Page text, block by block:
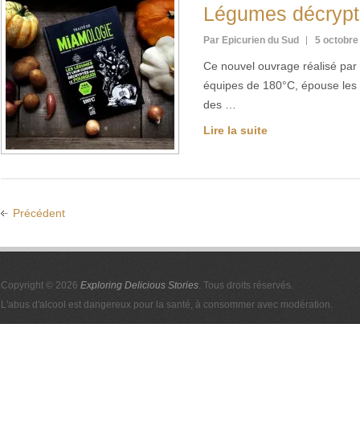
Légumes
Par Epicurien du Sud 5 octobre
Ce nouvel ouvrage réalisé
équipes de 180°C, épouse
des …
Lire la suite
Précédent
Copyright © 2026 Exploring Delicious Stories. Tous droits réservés.
L'abus d'alcool est dangereux pour la santé, à consommer avec modération.